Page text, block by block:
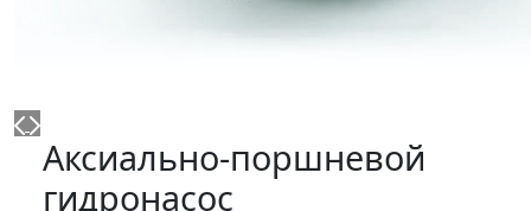
Аксиально-поршневой
гидронасос